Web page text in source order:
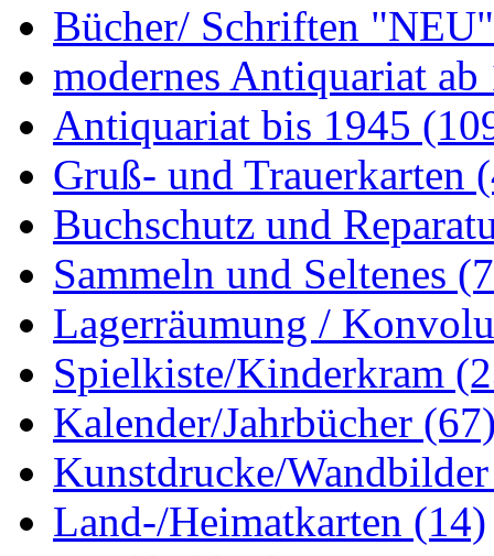
Bücher/ Schriften
modernes Antiquariat
Antiquariat bis 1945
Gruß- und Trauerkarten
Buchschutz und
Sammeln und Seltenes
Lagerräumung /
Spielkiste/Kinderkram
Kalender/Jahrbücher
Kunstdrucke/
Land-/Heimatkarten (14)